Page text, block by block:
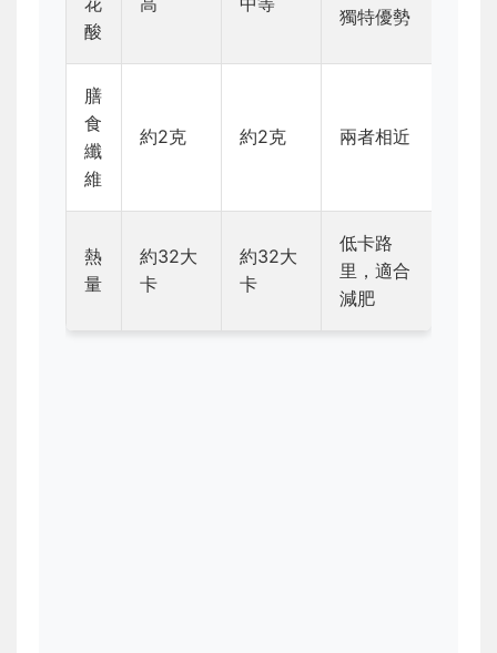
酸
獨特優勢
膳
食
纖
維
約2克 約2克 兩者相近
熱
量
約32大
卡
約32大
卡
低卡路
里，適合
減肥